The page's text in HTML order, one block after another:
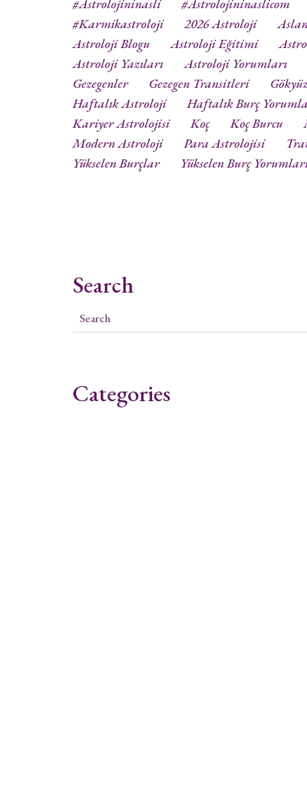
#astrolojininasli
#astrolojininaslicom
#karmikastroloji
2026 Astroloji
Astroloji Blogu
Astroloji Eğitimi
Astroloji Yazıları
Astroloji Yorumları
Gezegenler
Gezegen Transitleri
Haftalık Astroloji
Haftalık Burç
Kariyer Astrolojisi
Koç Koç Burcu
Modern Astroloji
Para Astrolojisi
Yükselen Burçlar
Yükselen Burç
Search
Categories